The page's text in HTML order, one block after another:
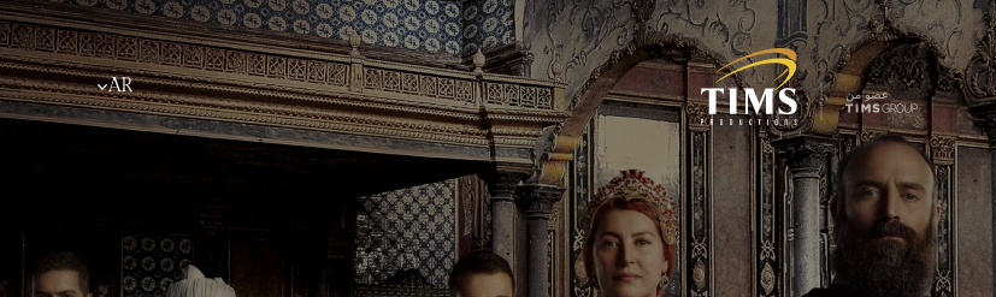
عضو من
Select Language
AR